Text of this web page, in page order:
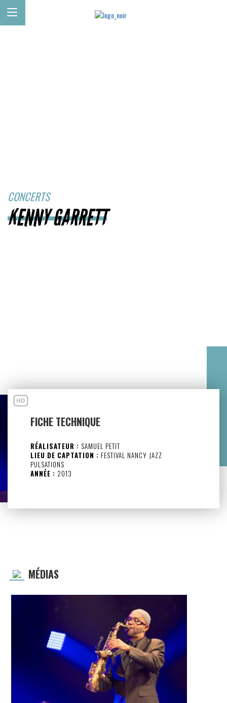
CONCERTS
KENNY GARRETT
FICHE TECHNIQUE
RÉALISATEUR : SAMUEL PETIT
LIEU DE CAPTATION : FESTIVAL NANCY JAZZ
PULSATIONS
ANNÉE : 2013
MÉDIAS